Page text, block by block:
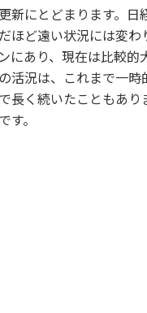
新にとどまります。
ほど遠い状況には変
にあり、現在は比較
活況は、これまで一
長く続いたこともあ
。